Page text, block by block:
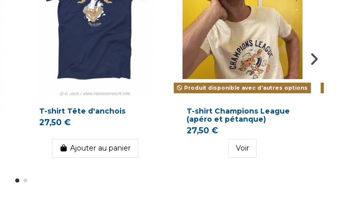
T-shirt Tête d'anchois
27,50 €
Ajouter au panier
Produit disponible avec d'autres options
T-shirt Champions League
(apéro et pétanque)
27,50 €
Voir